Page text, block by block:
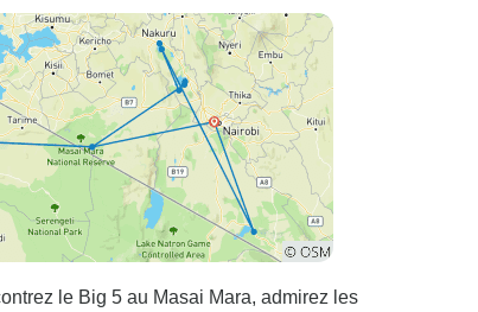
le Big 5 au Masai Mara, admirez les